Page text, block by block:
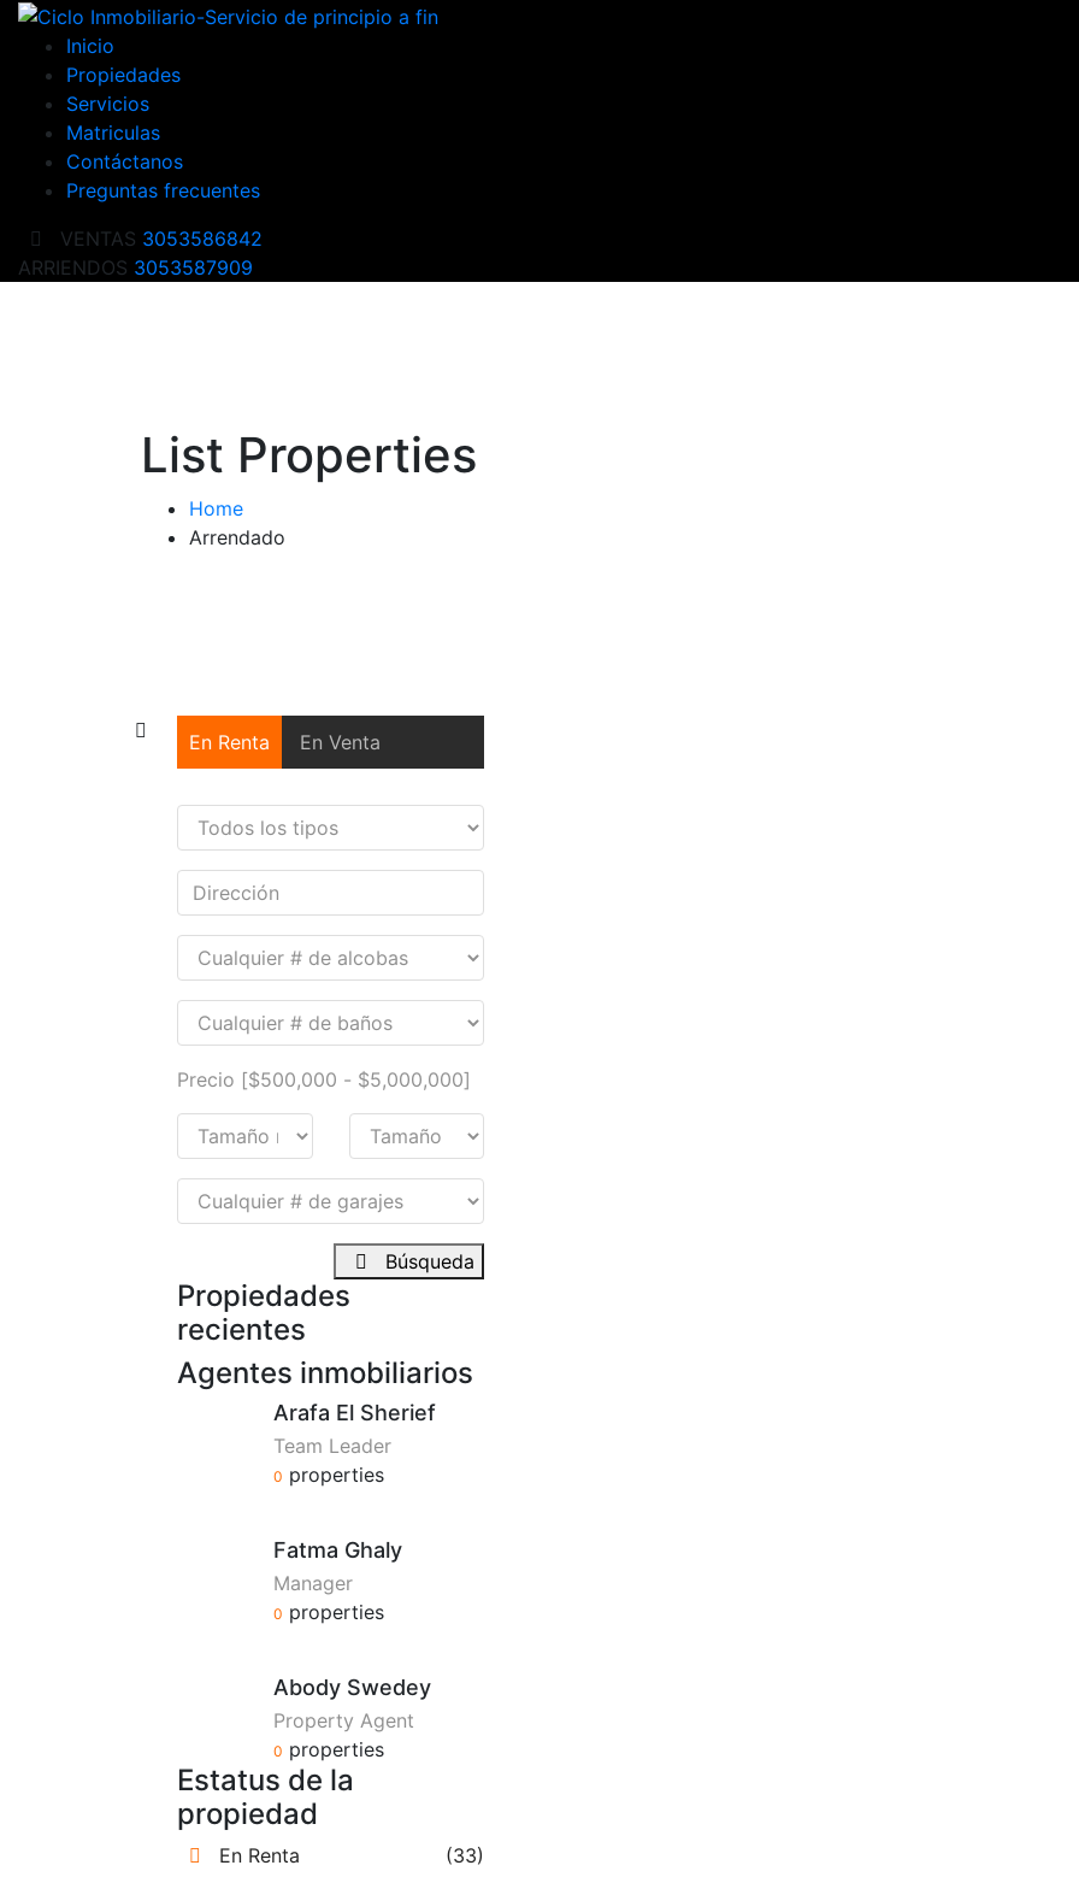
Inicio
Propiedades
Servicios
Matriculas
Contáctanos
Preguntas frecuentes
VENTAS 3053586842
ARRIENDOS 3053587909
List Properties
Home
Arrendado
En Renta En Venta
Precio [$500,000 - $5,000,000]
Búsqueda
Propiedades
recientes
Agentes inmobiliarios
Arafa El Sherief
Team Leader
0 properties
Fatma Ghaly
Manager
0 properties
Abody Swedey
Property Agent
0 properties
Estatus de la
propiedad
En Renta
(33)